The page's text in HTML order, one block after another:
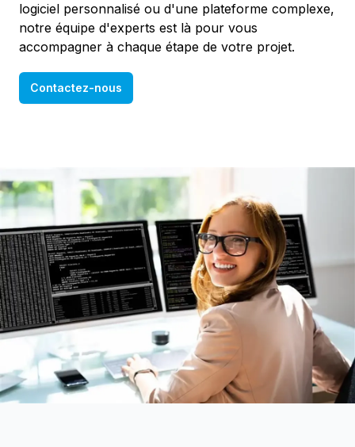
logiciel personnalisé ou d'une plateforme complexe,
notre équipe d'experts est là pour vous
accompagner à chaque étape de votre projet.
Contactez-nous